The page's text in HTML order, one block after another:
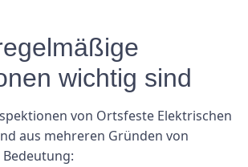
wichtig sind
von Ortsfeste Elektrischen
aus mehreren Gründen von